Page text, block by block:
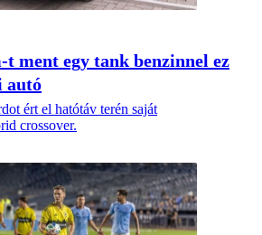
t ment egy tank benzinnel ez
autó
ért el hatótáv terén saját
crossover.